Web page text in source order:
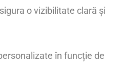
o vizibilitate clară și
în funcție de